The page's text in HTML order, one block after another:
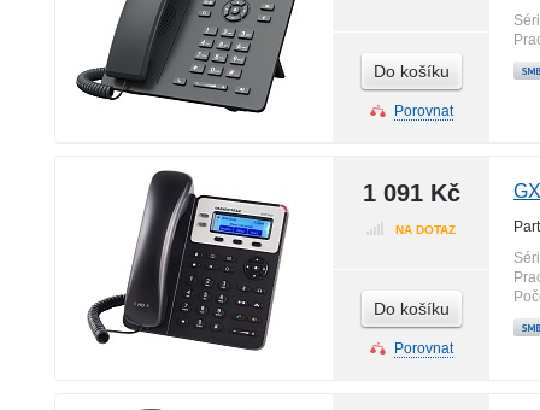
Do košíku
Porovnat
1 091 Kč
NA DOTAZ
Do košíku
Porovnat